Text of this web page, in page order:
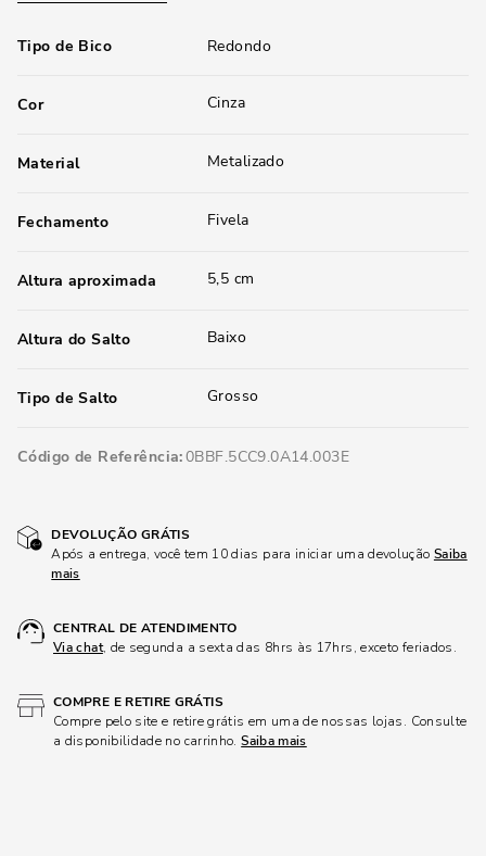
Tipo de Bico Redondo
Cor Cinza
Material Metalizado
Fechamento Fivela
Altura aproximada 5,5 cm
Altura do Salto Baixo
Tipo de Salto Grosso
Código de Referência 0BBF.5CC9.0A14.003E
DEVOLUÇÃO GRÁTIS
Após a entrega, você tem 10 dias para iniciar uma devolução Saiba
mais
CENTRAL DE ATENDIMENTO
Via chat, de segunda a sexta das 8hrs às 17hrs, exceto feriados.
COMPRE E RETIRE GRÁTIS
Compre pelo site e retire grátis em uma de nossas lojas. Consulte
a disponibilidade no carrinho.Saiba mais